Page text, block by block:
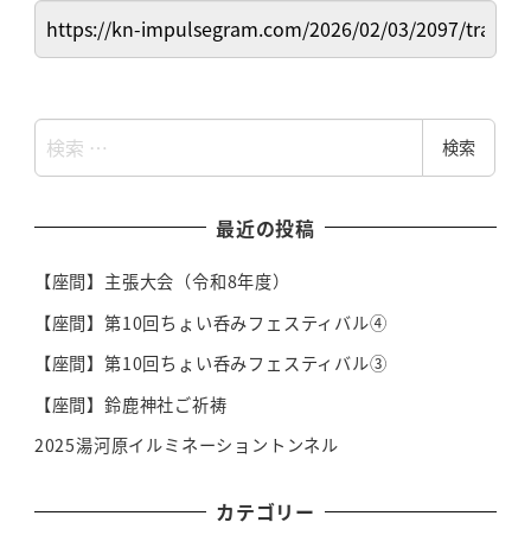
検
索
検索
最近の投稿
【座間】主張大会（令和8年度）
【座間】第10回ちょい呑みフェスティバル④
【座間】第10回ちょい呑みフェスティバル③
【座間】鈴鹿神社ご祈祷
2025湯河原イルミネーショントンネル
カテゴリー